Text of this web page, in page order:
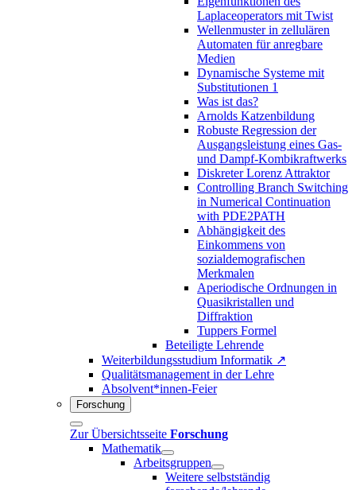
Laplaceoperators mit Twist
Wellenmuster in zellulären
Automaten für anregbare
Medien
Dynamische Systeme mit
Substitutionen 1
Was ist das?
Arnolds Katzenbildung
Robuste Regression der
Ausgangsleistung eines Gas-
und Dampf-Kombikraftwerks
Diskreter Lorenz Attraktor
Controlling Branch Switching
in Numerical Continuation
with PDE2PATH
Abhängigkeit des
Einkommens von
sozialdemografischen
Merkmalen
Aperiodische Ordnungen in
Quasikristallen und
Diffraktion
Tuppers Formel
Beteiligte Lehrende
Weiterbildungsstudium Informatik ↗
Qualitätsmanagement in der Lehre
Absolvent*innen-Feier
Forschung
Zur Übersichtsseite Forschung
Mathematik
Arbeitsgruppen
Weitere selbstständig